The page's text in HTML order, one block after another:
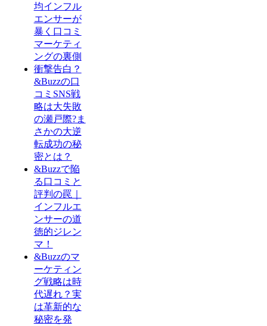
均インフル
エンサーが
暴く口コミ
マーケティ
ングの裏側
衝撃告白？
&Buzzの口
コミSNS戦
略は大失敗
の瀬戸際?ま
さかの大逆
転成功の秘
密とは？
&Buzzで陥
る口コミと
評判の罠｜
インフルエ
ンサーの道
徳的ジレン
マ！
&Buzzのマ
ーケティン
グ戦略は時
代遅れ？実
は革新的な
秘密を発